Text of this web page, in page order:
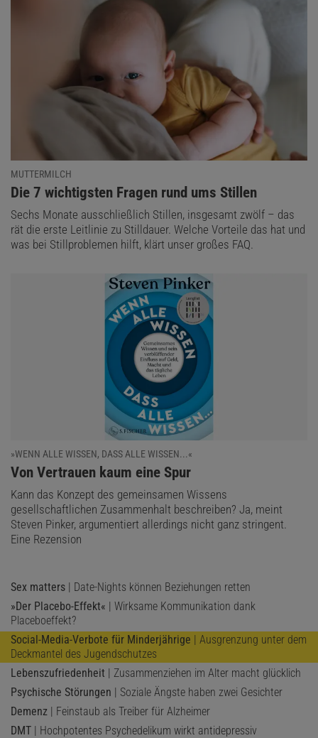
MUTTERMILCH
:
Die 7 wichtigsten Fragen rund ums Stillen
Sechs Monate ausschließlich Stillen, insgesamt zwölf – das
rät die erste Leitlinie zu Stilldauer. Welche Vorteile das hat und
was bei Stillproblemen hilft, klärt unser großes FAQ.
»WENN ALLE WISSEN, DASS ALLE WISSEN...«
:
Von Vertrauen kaum eine Spur
Kann das Konzept des gemeinsamen Wissens
gesellschaftlichen Zusammenhalt beschreiben? Ja, meint
Steven Pinker, argumentiert allerdings nicht ganz stringent.
Eine Rezension
Sex matters | Date-Nights können Beziehungen retten
»Der Placebo-Effekt« | Wirksame Kommunikation dank
Placeboeffekt?
Social-Media-Verbote für Minderjährige | Ausgrenzung unter dem
Deckmantel des Jugendschutzes
Lebenszufriedenheit | Zusammenziehen im Alter macht glücklich
Psychische Störungen | Soziale Ängste haben zwei Gesichter
Demenz | Feinstaub als Treiber für Alzheimer
DMT | Hochpotentes Psychedelikum wirkt antidepressiv